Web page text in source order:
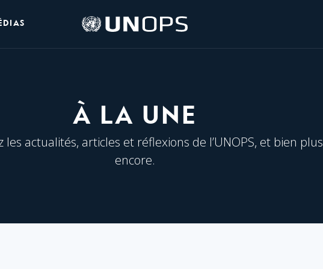
Logo
de
À LA UNE
les actualités, articles et réflexions de l’UNOPS, et bien plus
encore.